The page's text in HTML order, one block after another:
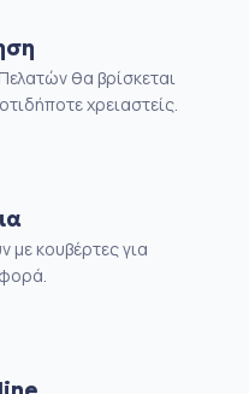
θα βρίσκεται
χρειαστείς.
κουβέρτες για